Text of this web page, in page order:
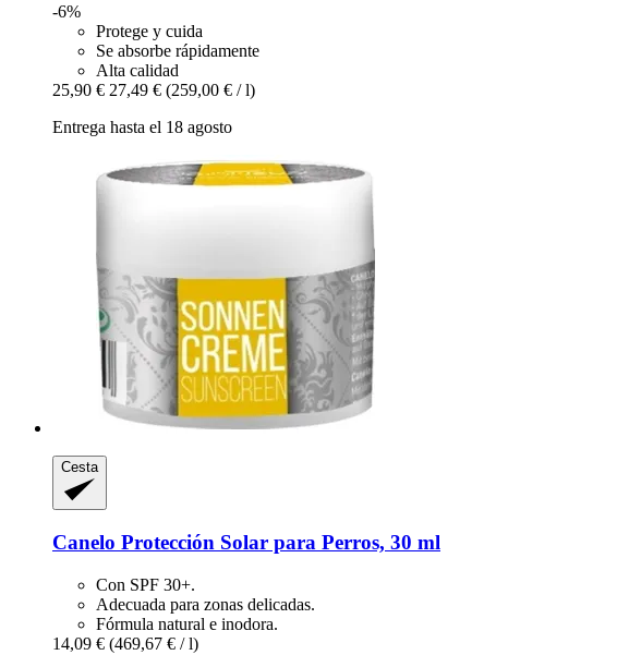
-6%
Protege y cuida
Se absorbe rápidamente
Alta calidad
25,90 € 27,49 € (259,00 € / l)
Entrega hasta el 18 agosto
Cesta
Canelo Protección Solar para Perros, 30 ml
Con SPF 30+.
Adecuada para zonas delicadas.
Fórmula natural e inodora.
14,09 € (469,67 € / l)